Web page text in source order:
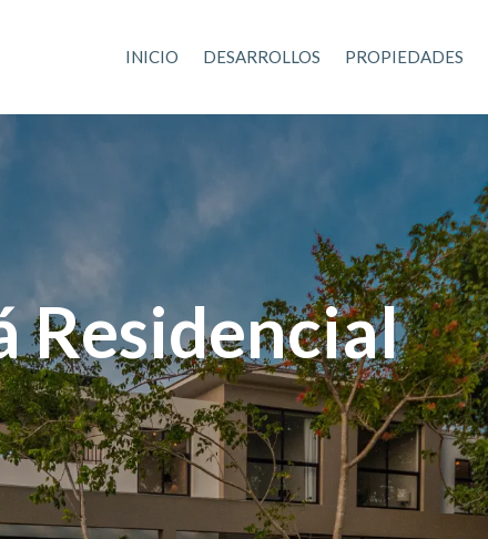
INICIO DESARROLLOS PROPIEDADES
Residencial